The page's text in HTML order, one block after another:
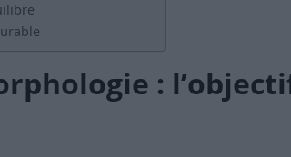
: